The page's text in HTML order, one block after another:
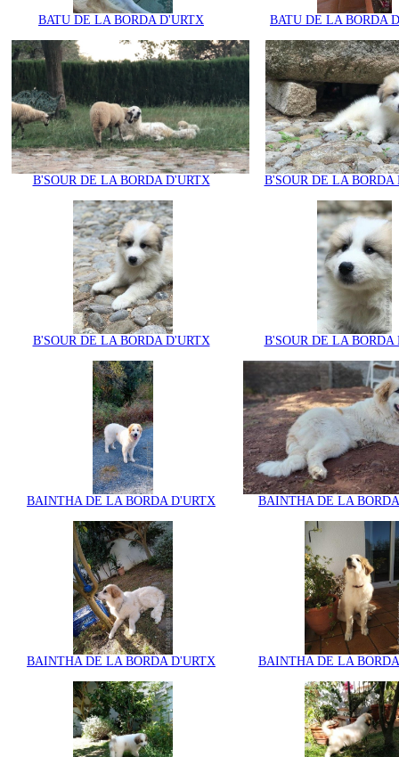
BATU DE LA BORDA D'URTX BATU DE LA BORDA
B'SOUR DE LA BORDA D'URTX B'SOUR DE LA BORDA
B'SOUR DE LA BORDA D'URTX B'SOUR DE LA BORDA
BAINTHA DE LA BORDA D'URTX BAINTHA DE LA
BAINTHA DE LA BORDA D'URTX BAINTHA DE LA